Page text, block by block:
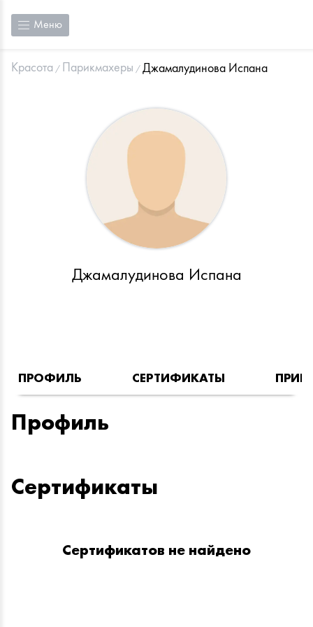
Меню
Красота Парикмахеры Джамалудинова Испана
Джамалудинова Испана
ПРОФИЛЬ СЕРТИФИКАТЫ
Профиль
Сертификаты
Сертификатов не найдено